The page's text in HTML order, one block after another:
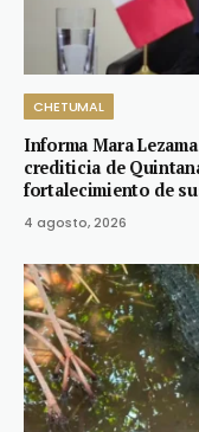
CHETUMAL
Informa Mara
crediticia de
fortalecimiento de
4 agosto, 2026